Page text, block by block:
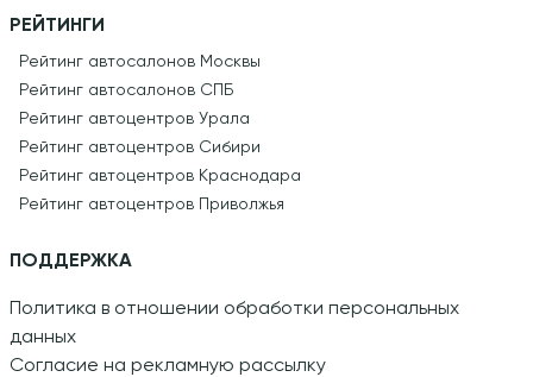
РЕЙТИНГИ
Рейтинг автосалонов Москвы
Рейтинг автосалонов СПБ
Рейтинг автоцентров Урала
Рейтинг автоцентров Сибири
Рейтинг автоцентров Краснодара
Рейтинг автоцентров Приволжья
ПОДДЕРЖКА
Политика в отношении обработки персональных
данных
Согласие на рекламную рассылку